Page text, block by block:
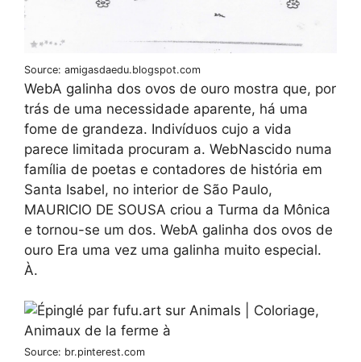
Source: amigasdaedu.blogspot.com
WebA galinha dos ovos de ouro mostra que, por
trás de uma necessidade aparente, há uma
fome de grandeza. Indivíduos cujo a vida
parece limitada procuram a. WebNascido numa
família de poetas e contadores de história em
Santa Isabel, no interior de São Paulo,
MAURICIO DE SOUSA criou a Turma da Mônica
e tornou-se um dos. WebA galinha dos ovos de
ouro Era uma vez uma galinha muito especial.
À.
Source: br.pinterest.com